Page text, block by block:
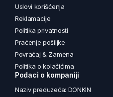
Uslovi korišćenja
Reklamacije
Politika privatnosti
Praćenje pošiljke
Povraćaj & Zamena
Politika o kolačićima
Podaci o kompaniji
Naziv preduzeća: DONKIN